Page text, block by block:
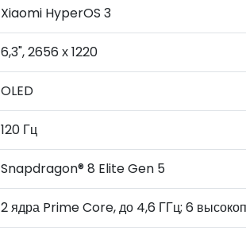
Xiaomi HyperOS 3
6,3", 2656 х 1220
OLED
120 Гц
Snapdragon® 8 Elite Gen 5
2 ядра Prime Core, до 4,6 ГГц; 6